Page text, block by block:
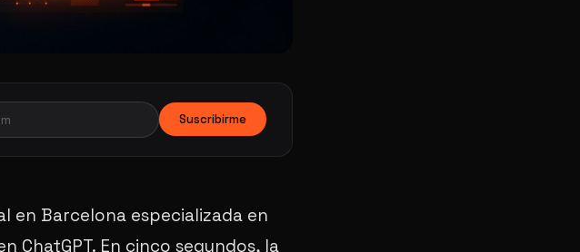
Suscribirme
en Barcelona especializada en
ChatGPT. En cinco segundos, la